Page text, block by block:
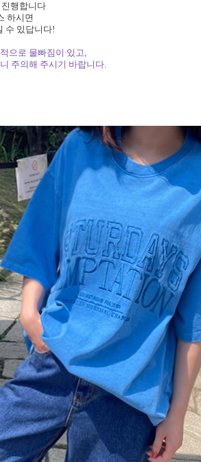
행합니다
하시면
수 있답니다!
으로 물빠짐이 있고,
주의해 주시기 바랍니다.